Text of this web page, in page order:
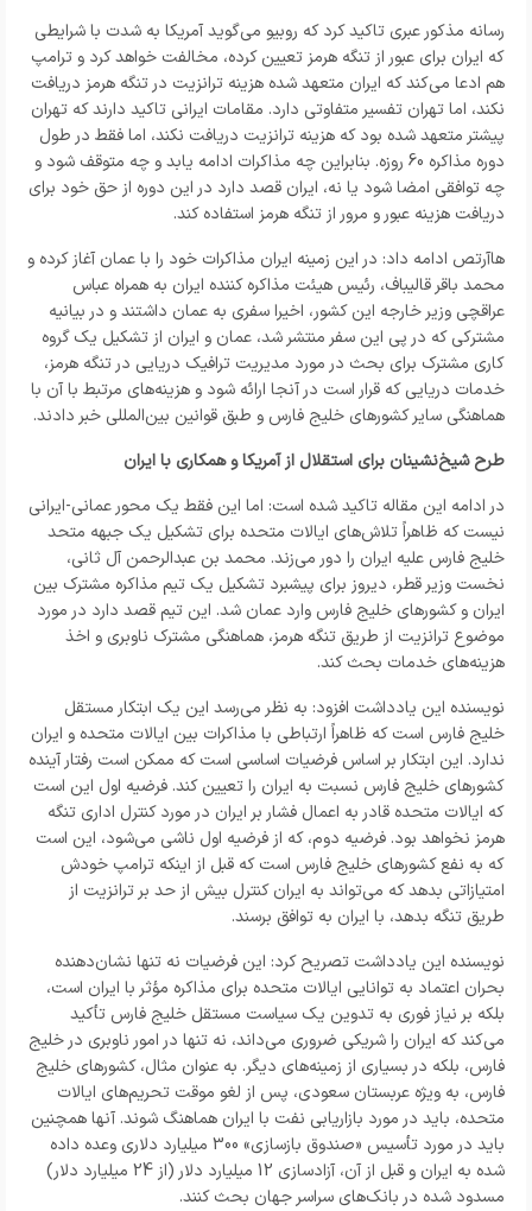
رسانه مذکور عبری تاکید کرد که روبیو می‌گوید آمریکا به شدت با شرایطی
که ایران برای عبور از تنگه هرمز تعیین کرده، مخالفت خواهد کرد و ترامپ
هم ادعا می‌کند که ایران متعهد شده هزینه ترانزیت در تنگه هرمز دریافت
نکند، اما تهران تفسیر متفاوتی دارد. مقامات ایرانی تاکید دارند که تهران
پیشتر متعهد شده بود که هزینه ترانزیت دریافت نکند، اما فقط در طول
دوره مذاکره 60 روزه. بنابراین چه مذاکرات ادامه یابد و چه متوقف شود و
چه توافقی امضا شود یا نه، ایران قصد دارد در این دوره از حق خود برای
دریافت هزینه عبور و مرور از تنگه هرمز استفاده کند.
هاآرتص ادامه داد: در این زمینه ایران مذاکرات خود را با عمان آغاز کرده و
محمد باقر قالیباف، رئیس هیئت مذاکره کننده ایران به همراه عباس
عراقچی وزیر خارجه این کشور، اخیرا سفری به عمان داشتند و در بیانیه
مشترکی که در پی این سفر منتشر شد، عمان و ایران از تشکیل یک گروه
کاری مشترک برای بحث در مورد مدیریت ترافیک دریایی در تنگه هرمز،
خدمات دریایی که قرار است در آنجا ارائه شود و هزینه‌های مرتبط با آن با
هماهنگی سایر کشورهای خلیج فارس و طبق قوانین بین‌المللی خبر دادند.
طرح شیخ‌نشینان برای استقلال از آمریکا و همکاری با ایران
در ادامه این مقاله تاکید شده است: اما این فقط یک محور عمانی-ایرانی
نیست که ظاهراً تلاش‌های ایالات متحده برای تشکیل یک جبهه متحد
خلیج فارس علیه ایران را دور می‌زند. محمد بن عبدالرحمن آل ثانی،
نخست وزیر قطر، دیروز برای پیشبرد تشکیل یک تیم مذاکره مشترک بین
ایران و کشورهای خلیج فارس وارد عمان شد. این تیم قصد دارد در مورد
موضوع ترانزیت از طریق تنگه هرمز، هماهنگی مشترک ناوبری و اخذ
هزینه‌های خدمات بحث کند.
نویسنده این یادداشت افزود: به نظر می‌رسد این یک ابتکار مستقل
خلیج فارس است که ظاهراً ارتباطی با مذاکرات بین ایالات متحده و ایران
ندارد. این ابتکار بر اساس فرضیات اساسی است که ممکن است رفتار آینده
کشورهای خلیج فارس نسبت به ایران را تعیین کند. فرضیه اول این است
که ایالات متحده قادر به اعمال فشار بر ایران در مورد کنترل اداری تنگه
هرمز نخواهد بود. فرضیه دوم، که از فرضیه اول ناشی می‌شود، این است
که به نفع کشورهای خلیج فارس است که قبل از اینکه ترامپ خودش
امتیازاتی بدهد که می‌تواند به ایران کنترل بیش از حد بر ترانزیت از
طریق تنگه بدهد، با ایران به توافق برسند.
نویسنده این یادداشت تصریح کرد: این فرضیات نه تنها نشان‌دهنده
بحران اعتماد به توانایی ایالات متحده برای مذاکره مؤثر با ایران است،
بلکه بر نیاز فوری به تدوین یک سیاست مستقل خلیج فارس تأکید
می‌کند که ایران را شریکی ضروری می‌داند، نه تنها در امور ناوبری در خلیج
فارس، بلکه در بسیاری از زمینه‌های دیگر. به عنوان مثال، کشورهای خلیج
فارس، به ویژه عربستان سعودی، پس از لغو موقت تحریم‌های ایالات
متحده، باید در مورد بازاریابی نفت با ایران هماهنگ شوند. آنها همچنین
باید در مورد تأسیس «صندوق بازسازی» 300 میلیارد دلاری وعده داده
شده به ایران و قبل از آن، آزادسازی 12 میلیارد دلار (از 24 میلیارد دلار)
مسدود شده در بانک‌های سراسر جهان بحث کنند.